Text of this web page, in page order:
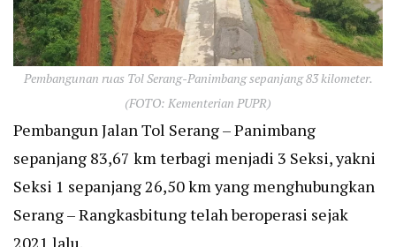
Pembangunan ruas Tol Serang-Panimbang sepanjang 83 kilometer.
(FOTO: Kementerian PUPR)
Pembangun Jalan Tol Serang – Panimbang
sepanjang 83,67 km terbagi menjadi 3 Seksi, yakni
Seksi 1 sepanjang 26,50 km yang menghubungkan
Serang – Rangkasbitung telah beroperasi sejak
2021 lalu.